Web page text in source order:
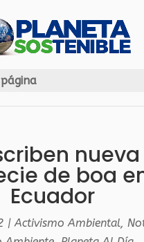
nueva
de boa
Ecuador
|Activismo Ambiental,